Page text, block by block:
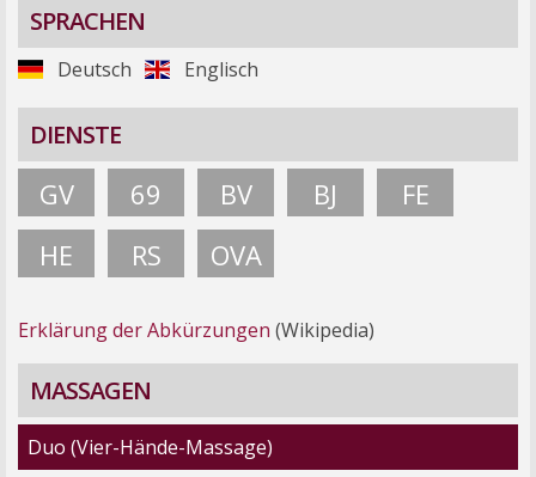
SPRACHEN
Deutsch Englisch
DIENSTE
GV 69 BV BJ
FE
HE
RS OVA
Erklärung der Abkürzungen (Wikipedia)
MASSAGEN
Duo (Vier-Hände-Massage)